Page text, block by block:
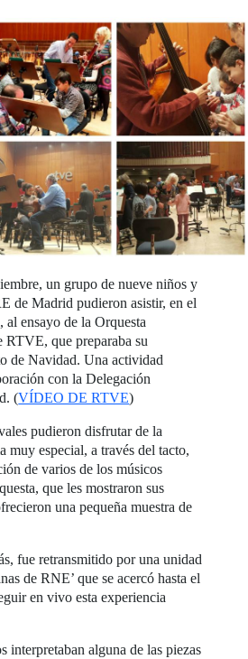
un grupo de nueve niños y
de Madrid pudieron asistir, en el
ensayo de la Orquesta
que preparaba su
de Navidad. Una actividad
con la Delegación
(VÍDEO DE RTVE)
pudieron disfrutar de la
muy especial, a través del tacto,
de varios de los músicos
que les mostraron sus
una pequeña muestra de
fue retransmitido por una unidad
de RNE’ que se acercó hasta el
en vivo esta experiencia
interpretaban alguna de las piezas